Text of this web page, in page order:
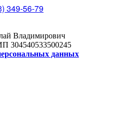
349-56-79
Владимирович
304540533500245
данных